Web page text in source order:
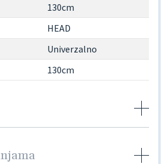
130cm
HEAD
Univerzalno
130cm